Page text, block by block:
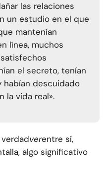
las relaciones
un estudio en el que
mantenían
línea, muchos
el secreto, tenían
habían descuidado
la vida real».
verentre sí,
algo significativo